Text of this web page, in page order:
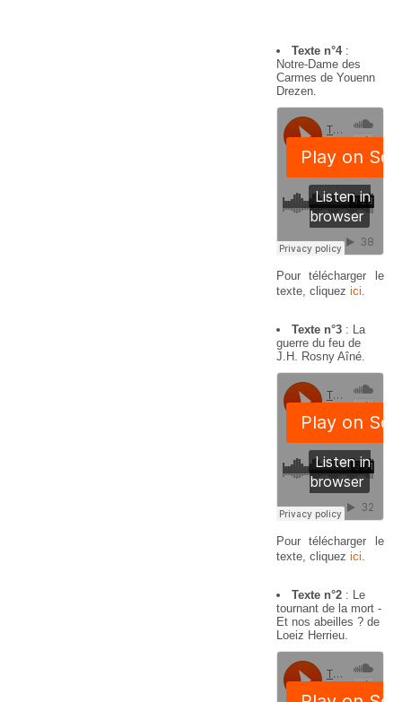
Texte n°4:
Notre-Dame des
Carmes de Youenn
Drezen.
Pour télécharger le
texte, cliquez ici.
Texte n°3 : La
guerre du feu de
J.H. Rosny Aîné.
Pour télécharger le
texte, cliquez ici.
Texte n°2 : Le
tournant de la mort -
Et nos abeilles ? de
Loeiz Herrieu.